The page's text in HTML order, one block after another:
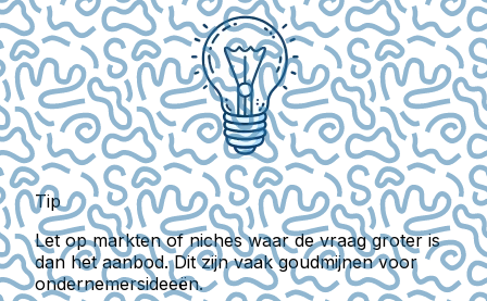
Tip
Let op markten of niches waar de vraag groter is
dan het aanbod. Dit zijn vaak goudmijnen voor
ondernemersideeën.